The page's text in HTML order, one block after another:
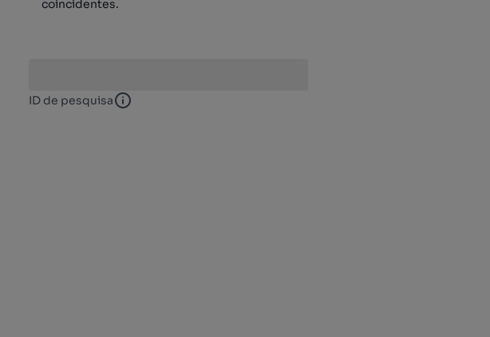
coincidentes.
ID de pesquisa ID de pesquisa